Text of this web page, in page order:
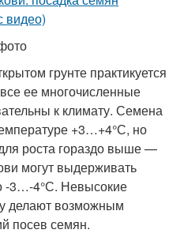
грунте практикуется
ее многочисленные
к климату. Семена
+3…+4°С, но
роста гораздо выше —
могут выдерживать
-3…-4°С. Невысокие
делают возможным
посев семян.